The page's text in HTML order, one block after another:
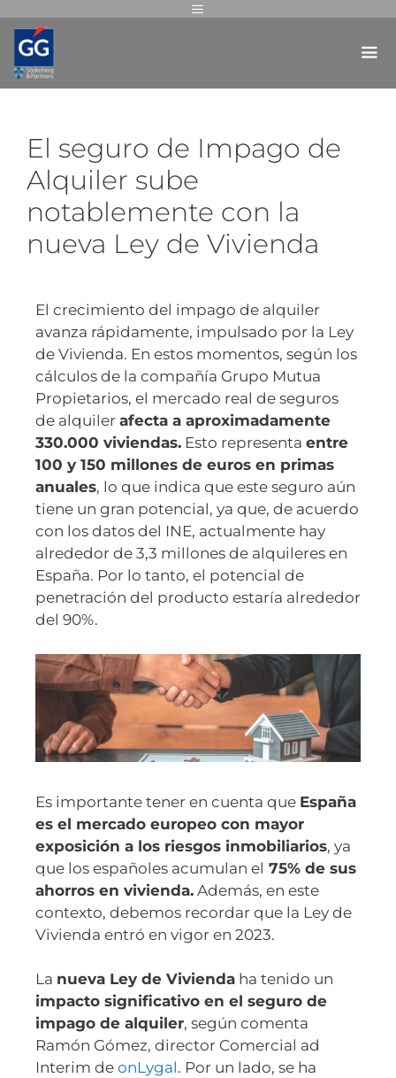
El seguro de Impago de
Alquiler sube
notablemente con la
nueva Ley de Vivienda
El crecimiento del impago de alquiler
avanza rápidamente, impulsado por la Ley
de Vivienda. En estos momentos, según los
cálculos de la compañía Grupo Mutua
Propietarios, el mercado real de seguros
de alquiler afecta a aproximadamente
330.000 viviendas. Esto representa entre
100 y 150 millones de euros en primas
anuales, lo que indica que este seguro aún
tiene un gran potencial, ya que, de acuerdo
con los datos del INE, actualmente hay
alrededor de 3,3 millones de alquileres en
España. Por lo tanto, el potencial de
penetración del producto estaría alrededor
del 90%.
Es importante tener en cuenta que España
es el mercado europeo con mayor
exposición a los riesgos inmobiliarios, ya
que los españoles acumulan el 75% de sus
ahorros en vivienda. Además, en este
contexto, debemos recordar que la Ley de
Vivienda entró en vigor en 2023.
La nueva Ley de Vivienda ha tenido un
impacto significativo en el seguro de
impago de alquiler, según comenta
Ramón Gómez, director Comercial ad
Interim de onLygal. Por un lado, se ha